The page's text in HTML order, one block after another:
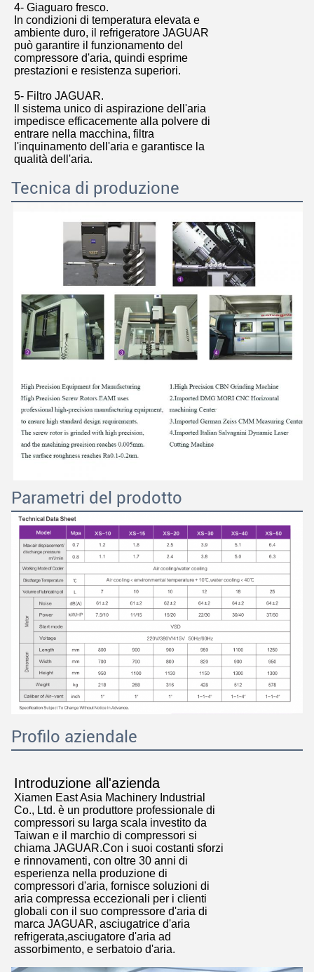
Lasciate un messaggio
Ti richiameremo presto!
4- Giaguaro fresco.
In condizioni di temperatura elevata e
ambiente duro, il refrigeratore JAGUAR
può garantire il funzionamento del
compressore d'aria, quindi esprime
prestazioni e resistenza superiori.
5- Filtro JAGUAR.
Il sistema unico di aspirazione dell'aria
impedisce efficacemente alla polvere di
entrare nella macchina, filtra
l'inquinamento dell'aria e garantisce la
qualità dell'aria.
Tecnica di produzione
Parametri del prodotto
Profilo aziendale
Introduzione all'azienda
Xiamen East Asia Machinery Industrial
Co., Ltd. è un produttore professionale di
compressori su larga scala investito da
Taiwan e il marchio di compressori si
chiama JAGUAR.Con i suoi costanti sforzi
e rinnovamenti, con oltre 30 anni di
esperienza nella produzione di
compressori d'aria, fornisce soluzioni di
aria compressa eccezionali per i clienti
globali con il suo compressore d'aria di
marca JAGUAR, asciugatrice d'aria
refrigerata,asciugatore d'aria ad
assorbimento, e serbatoio d'aria.